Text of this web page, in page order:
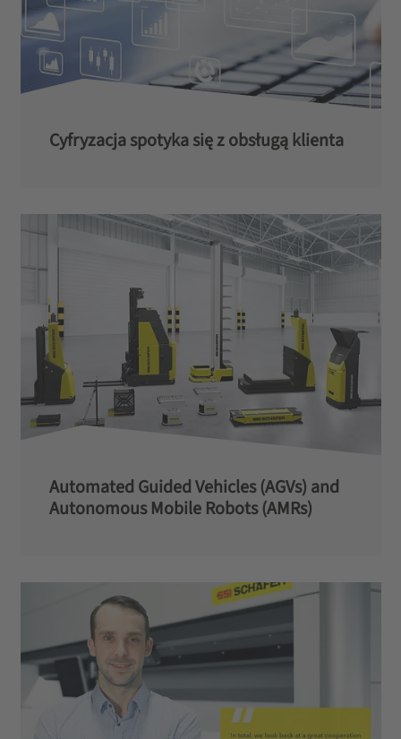
Cyfryzacja spotyka się z obsługą klienta
Automated Guided Vehicles (AGVs) and
Autonomous Mobile Robots (AMRs)